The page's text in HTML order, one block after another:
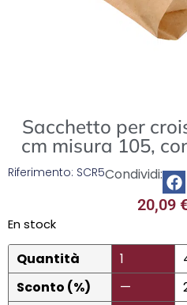
Riferimento: SCR5Condividi:
Sacchetto per
cm misura 105,
20,09
En stock
Quantità
Sconto (%)
1
—